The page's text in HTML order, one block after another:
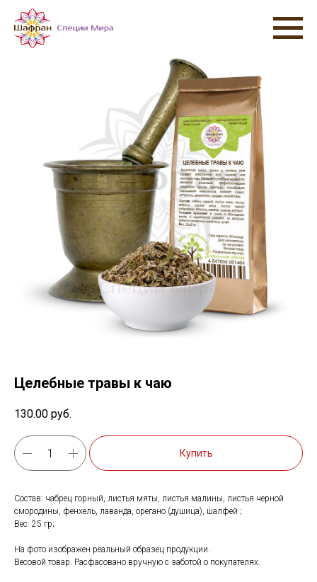
Целебные травы к чаю
130.00 руб.
Купить
Состав: чабрец горный, листья мяты, листья малины, листья черной
смородины, фенхель, лаванда, орегано (душица), шалфей ;
Вес: 25 гр;
На фото изображен реальный образец продукции.
Весовой товар. Расфасовано вручную с заботой о покупателях.